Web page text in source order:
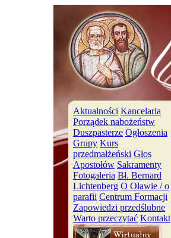
Aktualności Kancelaria
Porządek nabożeństw
Duszpasterze Ogłoszenia
Grupy Kurs
przedmałżeński Głos
Apostołów Sakramenty
Fotogaleria Bł. Bernard
Lichtenberg O Oławie / o
parafii Centrum Formacji
Zapowiedzi przedślubne
Warto przeczytać Kontakt